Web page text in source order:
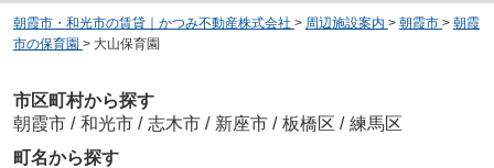
朝霞市・和光市の賃貸｜かつみ不動産株式会社 > 周辺施設案内 > 朝霞市 > 朝霞
市の保育園 > 大山保育園
市区町村から探す
朝霞市 / 和光市 / 志木市 / 新座市 / 板橋区 / 練馬区
町名から探す